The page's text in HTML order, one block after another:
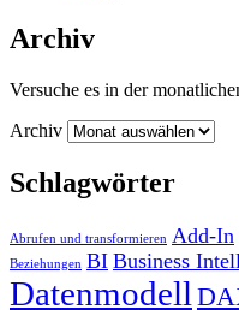
Archiv
Versuche es in der
Archiv
Schlagwörter
Abrufen und transformieren Add-In
Beziehungen BI Business
Datenmodell